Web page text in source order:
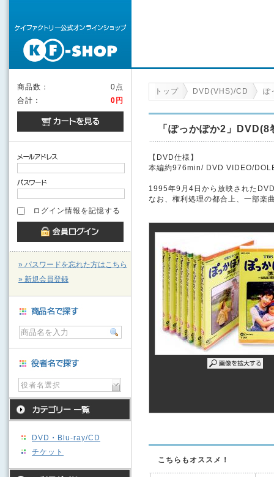
商品数：
0点
合計：
0円
ログイン情報を記憶する
» パスワードを忘れた方はこちら
» 新規会員登録
役者名選択
DVD・Blu-ray/CD
チケット
トップ DVD(VHS)/CD ぽ
「ぽっかぽか2」DVD(8
【DVD仕様】
本編約976min/ DVD VIDEO/
1995年9月4日から放映された
なお、権利処理の都合上、一部楽
こちらもオススメ！